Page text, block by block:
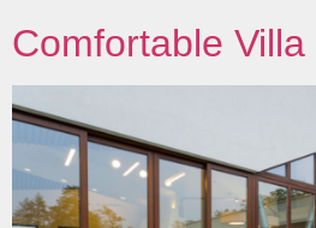
Comfortable